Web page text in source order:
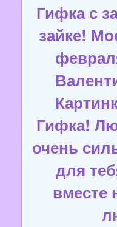
Гифка с
зайке!
Гифка!
очень
для
вместе